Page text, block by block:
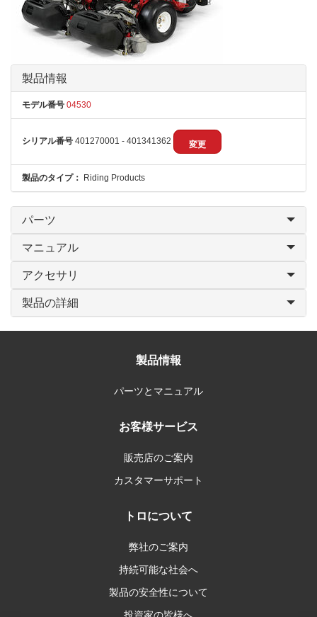
製品情報
モデル番号 04530
シリアル番号 401270001 - 401341362 変更
製品のタイプ： Riding Products
パーツ
マニュアル
アクセサリ
製品の詳細
製品情報
パーツとマニュアル
お客様サービス
販売店のご案内
カスタマーサポート
トロについて
弊社のご案内
持続可能な社会へ
製品の安全性について